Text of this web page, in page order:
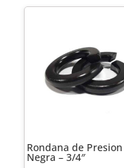
Rondana de Presion
Negra – 3/4″